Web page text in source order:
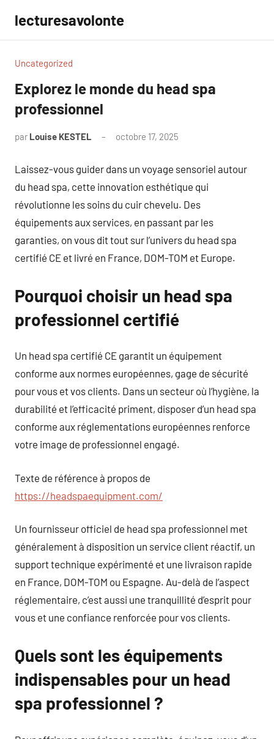
contenu
lecturesavolonte
Uncategorized
Explorez le monde du head spa
professionnel
par Louise KESTEL octobre 17, 2025
Laissez-vous guider dans un voyage sensoriel autour
du head spa, cette innovation esthétique qui
révolutionne les soins du cuir chevelu. Des
équipements aux services, en passant par les
garanties, on vous dit tout sur l’univers du head spa
certifié CE et livré en France, DOM-TOM et Europe.
Pourquoi choisir un head spa
professionnel certifié
Un head spa certifié CE garantit un équipement
conforme aux normes européennes, gage de sécurité
pour vous et vos clients. Dans un secteur où l’hygiène, la
durabilité et l’efficacité priment, disposer d’un head spa
conforme aux réglementations européennes renforce
votre image de professionnel engagé.
Texte de référence à propos de
https://headspaequipment.com/
Un fournisseur officiel de head spa professionnel met
généralement à disposition un service client réactif, un
support technique expérimenté et une livraison rapide
en France, DOM-TOM ou Espagne. Au-delà de l’aspect
réglementaire, c’est aussi une tranquillité d’esprit pour
vous et une confiance renforcée pour vos clients.
Quels sont les équipements
indispensables pour un head
spa professionnel ?